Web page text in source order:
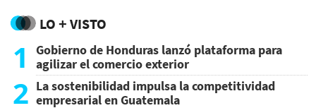
LO + VISTO
1
Gobierno de Honduras lanzó plataforma para
agilizar el comercio exterior
2 La sostenibilidad impulsa la competitividad
empresarial en Guatemala